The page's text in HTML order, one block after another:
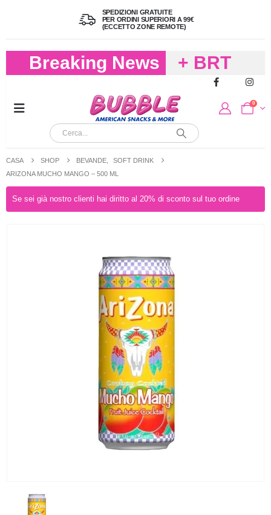
SPEDIZIONI GRATUITE
PER ORDINI SUPERIORI A 99€
(ECCETTO ZONE REMOTE)
Breaking News
+ BRT
FREDDO
PER
(FINO A 4,9
KG) –
CONSEGNA
IN 24/48
ORE AD
ECCEZIONE
DI ALCUNE
AREE
0
CASA SHOP BEVANDE
SOFT DRINK
ARIZONA MUCHO MANGO – 500 ML
Se sei già nostro clienti hai diritto al 20% di sconto sul tuo ordine